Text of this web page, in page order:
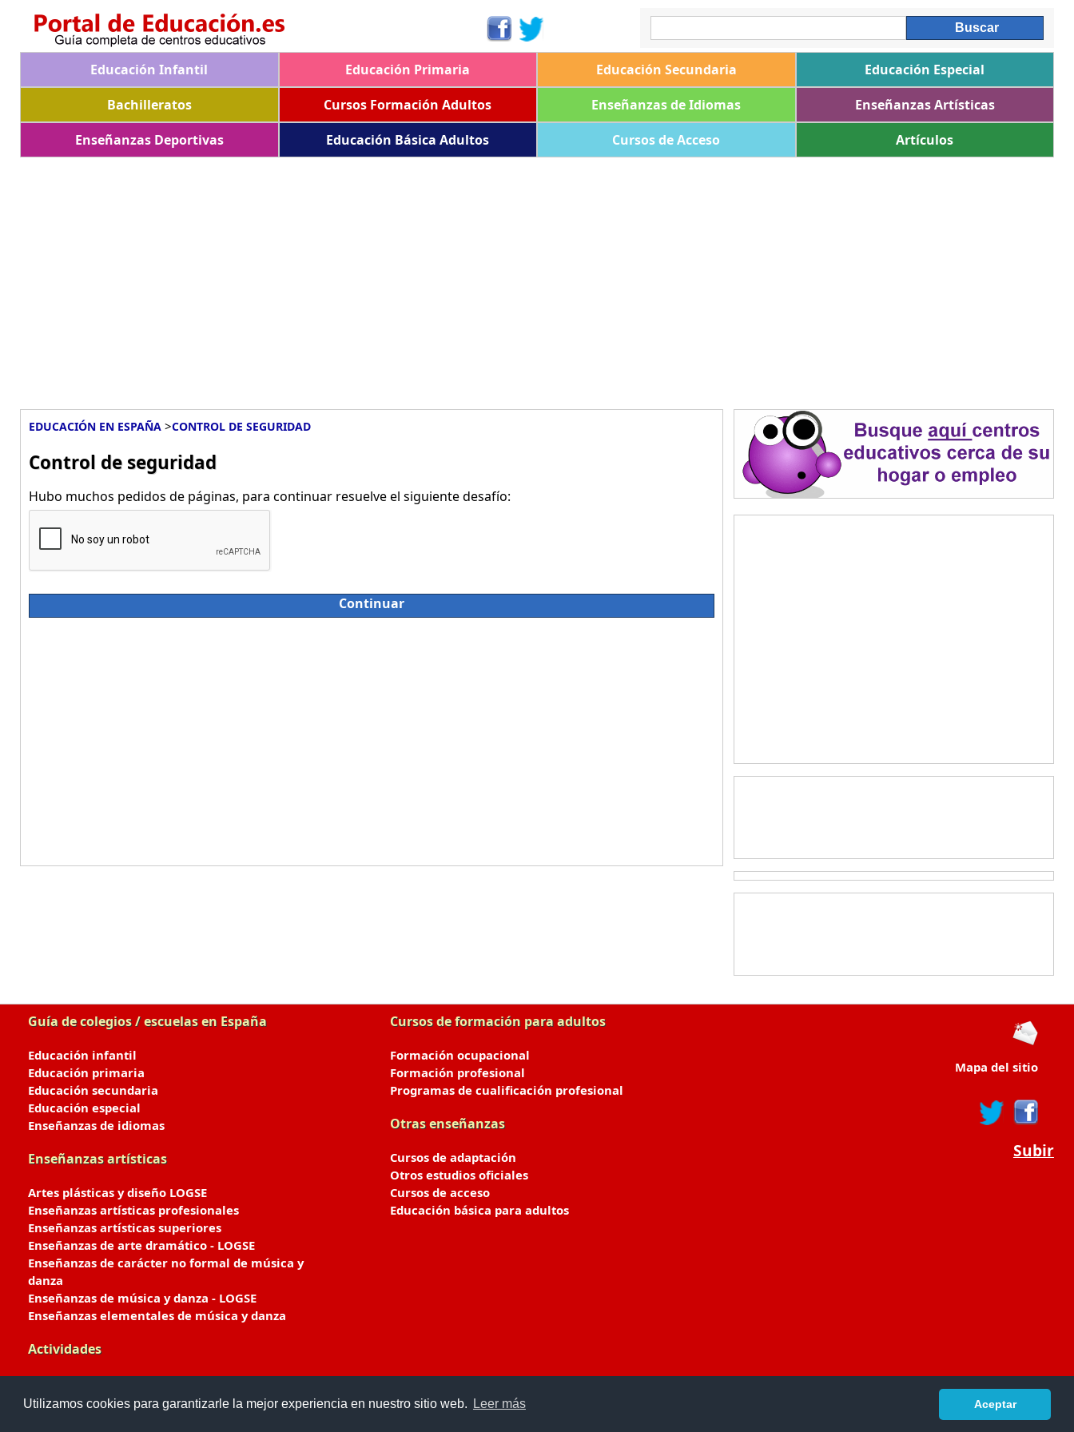
Utilizamos cookies para garantizarle la mejor experiencia en nuestro sitio web. Leer más Aceptar
Educación Infantil Educación Primaria Educación Secundaria
Educación Especial
Bachilleratos
Cursos Formación Adultos Enseñanzas de Idiomas
Enseñanzas Artísticas
Enseñanzas Deportivas
Educación Básica Adultos Cursos de Acceso Artículos
EDUCACIÓN EN ESPAÑA >CONTROL DE SEGURIDAD
Control de seguridad
Hubo muchos pedidos de páginas, para continuar resuelve el siguiente desafío:
Continuar
Guía de colegios / escuelas en España
Educación infantil
Educación primaria
Educación secundaria
Educación especial
Enseñanzas de idiomas
Enseñanzas artísticas
Artes plásticas y diseño LOGSE
Enseñanzas artísticas profesionales
Enseñanzas artísticas superiores
Enseñanzas de arte dramático - LOGSE
Enseñanzas de carácter no formal de música y
danza
Enseñanzas de música y danza - LOGSE
Enseñanzas elementales de música y danza
Actividades
Cursos de formación para adultos
Formación ocupacional
Formación profesional
Programas de cualificación profesional
Otras enseñanzas
Cursos de adaptación
Otros estudios oficiales
Cursos de acceso
Educación básica para adultos
Mapa del sitio
Subir
portaldeeducacion.es/- © 2019 -Contacto